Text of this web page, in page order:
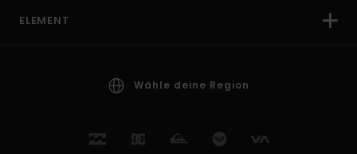
ELEMENT
Wähle deine Region